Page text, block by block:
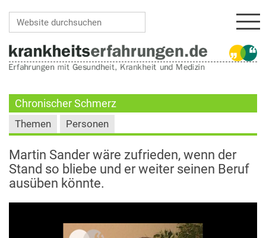
Chronischer Schmerz
Themen Personen
Martin Sander wäre zufrieden, wenn der
Stand so bliebe und er weiter seinen Beruf
ausüben könnte.